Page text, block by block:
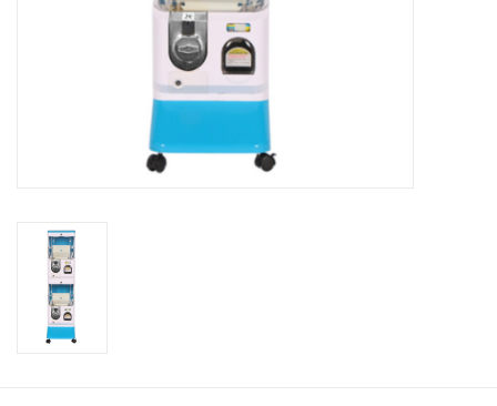
Gevulde capsules & mixen
Snoep / kauwgomballen